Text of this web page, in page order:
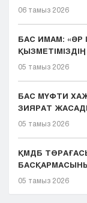
06 тамыз 2026
БАС ИМАМ: «ӘР
ҚЫЗМЕТІМІЗДІҢ
05 тамыз 2026
БАС МҮФТИ
ЗИЯРАТ
05 тамыз 2026
ҚМДБ
05 тамыз 2026